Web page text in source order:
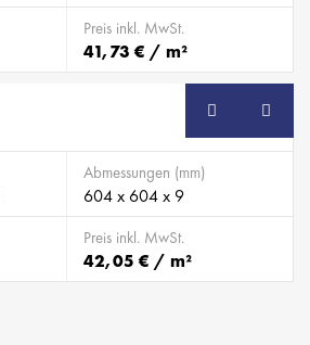
Preis inkl. MwSt.
41,73 € / m²
SB
Abmessungen (mm)
604 x 604 x 9
Preis inkl. MwSt.
42,05 € / m²